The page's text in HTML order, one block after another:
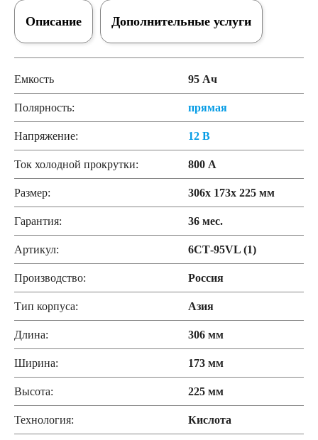
Дополнительные услуги
Описание
Емкость 95 Ач
Полярность: прямая
Напряжение: 12 В
Ток холодной прокрутки: 800 А
Размер: 306x 173x 225 мм
Гарантия: 36 мес.
Артикул: 6СТ-95VL (1)
Производство: Россия
Тип корпуса: Азия
Длина: 306 мм
Ширина: 173 мм
Высота: 225 мм
Технология: Кислота